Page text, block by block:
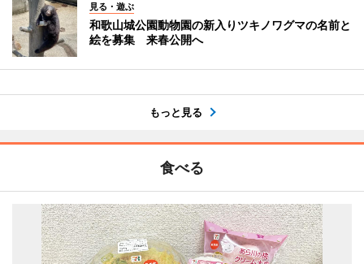
見る・遊ぶ
和歌山城公園動物園の新入りツキノワグマの名前と
絵を募集 来春公開へ
もっと見る
食べる